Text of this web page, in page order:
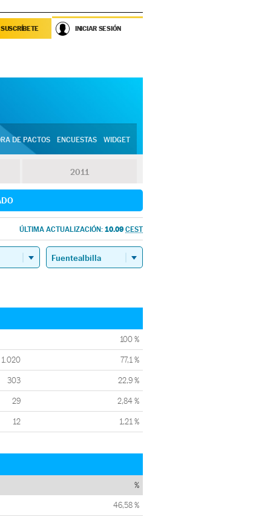
SUSCRÍBETE INICIAR SESIÓN
DE PACTOS ENCUESTAS WIDGET
2011
ÚLTIMA ACTUALIZACIÓN: 10.09 CEST
100 %
1.020 77,1 %
303 22,9 %
29 2,84 %
12 1,21 %
%
46,58 %